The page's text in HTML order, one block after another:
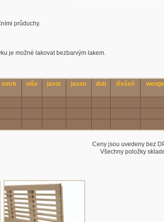
průduchy.
je možné lakovat bezbarvým lakem.
smrk olše javor jasan dub třešeň wenge
Ceny jsou uvedeny bez
Všechny položky